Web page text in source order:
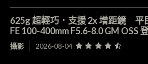
625g 超輕巧．支援 2x 增距鏡 平
FE 100-400mm F5.6-8.0 GM OSS
攝影 2026-08-04